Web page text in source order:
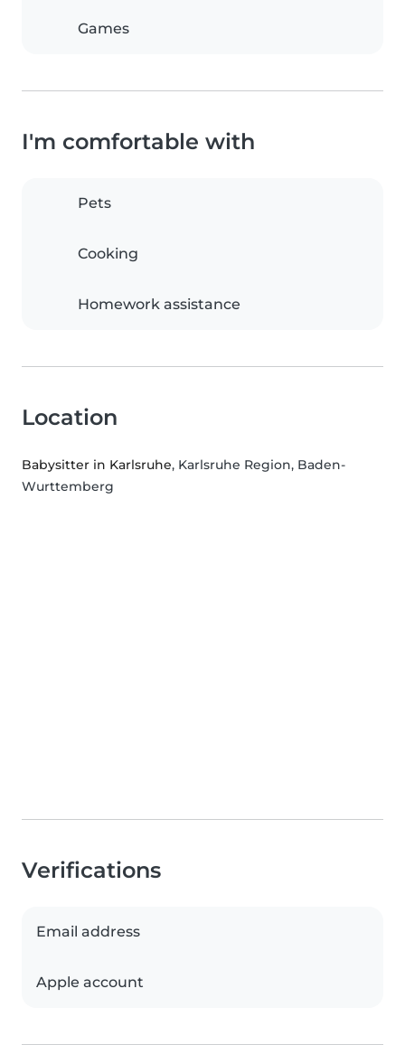
Games
I'm comfortable with
Pets
Cooking
Homework assistance
Location
Babysitter in Karlsruhe, Karlsruhe Region, Baden-
Wurttemberg
Verifications
Email address
Apple account